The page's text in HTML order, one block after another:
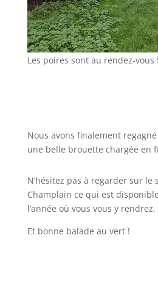
Les poires sont au rendez-vous !
Nous avons finalement
une belle brouette chargée en
N’hésitez pas à regarder sur le
Champlain ce qui est
l’année où vous vous y rendrez.
Et bonne balade au vert !